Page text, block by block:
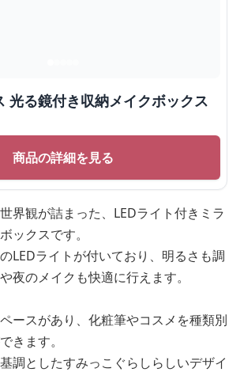
光る鏡付き収納メイクボックス
商品の詳細を見る
界観が詰まった、LEDライト付きミラ
ックスです。
LEDライトが付いており、明るさも調
夜のメイクも快適に行えます。
ースがあり、化粧筆やコスメを種類別
きます。
調としたすみっこぐらしらしいデザイ